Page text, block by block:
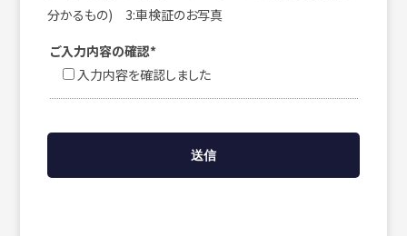
分かるもの) 3:車検証のお写真
ご入力内容の確認*
入力内容を確認しました